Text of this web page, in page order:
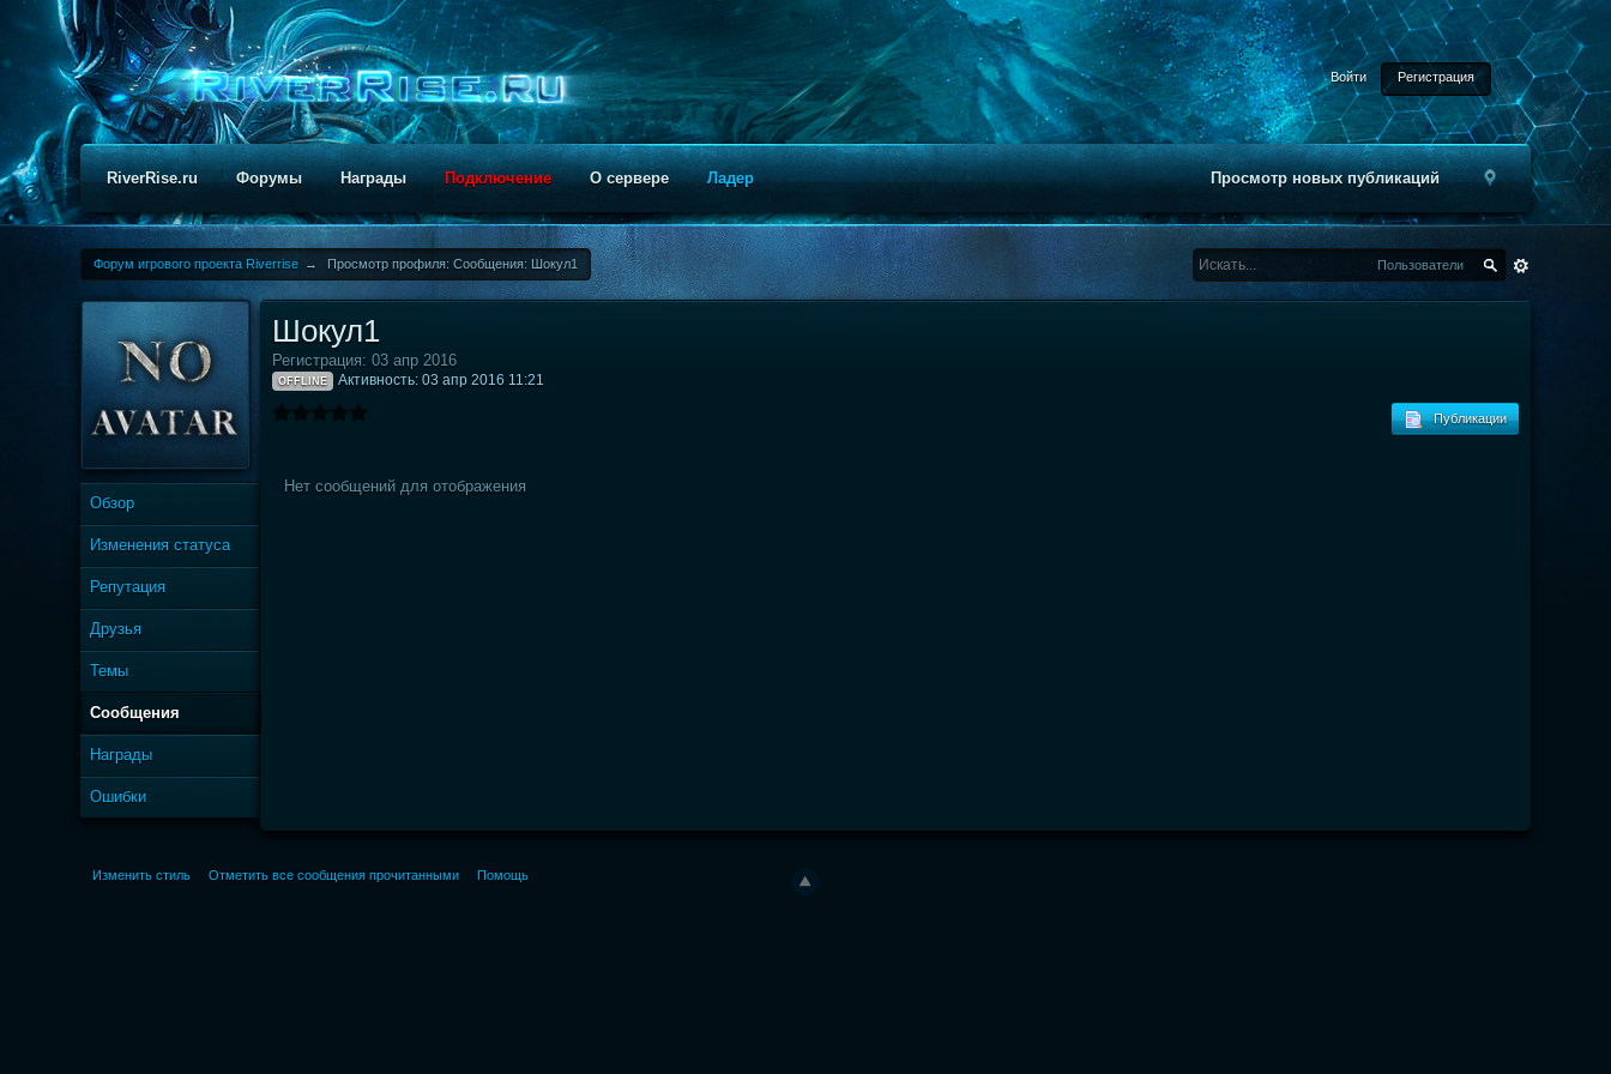
Войти Регистрация
Просмотр новых публикаций
RiverRise.ru Форумы Награды Подключение О сервере Ладер
Форум игрового проекта Riverrise → Просмотр профиля: Сообщения: Шокул1 Пользователи
Обзор
Изменения статуса
Репутация
Друзья
Темы
Сообщения
Награды
Ошибки
Шокул1
Регистрация: 03 апр 2016
OFFLINE Активность: 03 апр 2016 11:21
Публикации
Нет сообщений для отображения
Изменить стиль Отметить все сообщения прочитанными Помощь